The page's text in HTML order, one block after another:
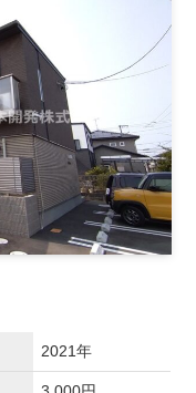
2021年